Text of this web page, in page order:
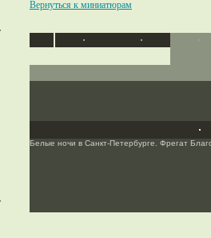
Вернуться к миниатюрам
Белые ночи в Санкт-Петербурге. Фрегат